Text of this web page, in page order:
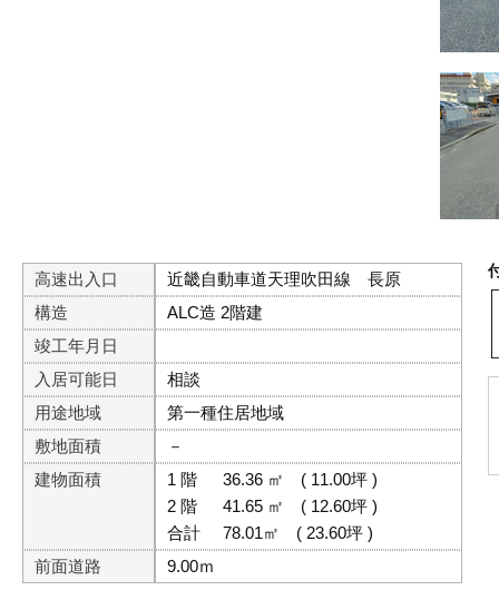
高速出入口
近畿自動車道天理吹田線 長原
構造
ALC造 2階建
竣工年月日
入居可能日
相談
用途地域
第一種住居地域
敷地面積
－
建物面積
1 階 36.36 ㎡
( 11.00坪 )
2 階
41.65 ㎡
( 12.60坪 )
合計
78.01㎡
( 23.60坪 )
前面道路
9.00ｍ